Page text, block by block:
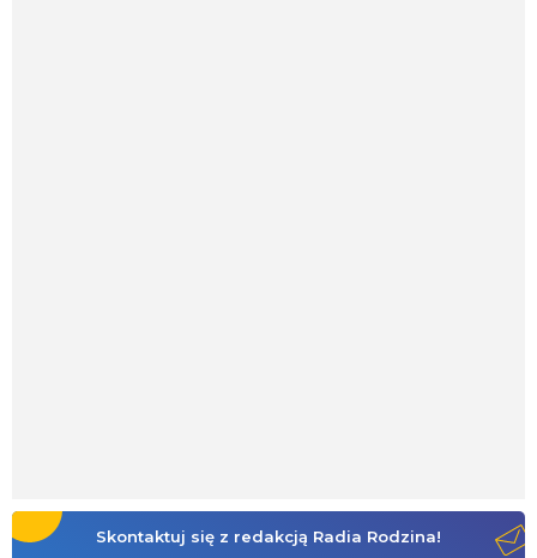
Skontaktuj się z redakcją Radia Rodzina!